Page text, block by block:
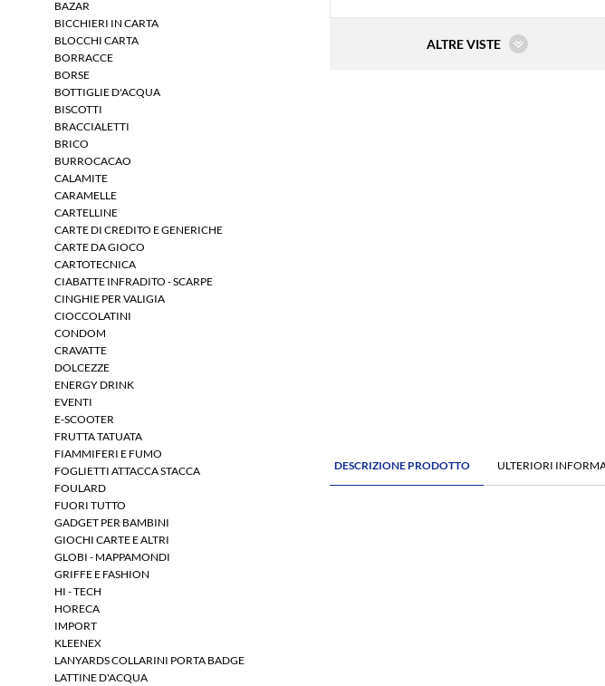
ALTRE VISTE
DESCRIZIONE PRODOTTO ULTERIORI
BAZAR
BICCHIERI IN CARTA
BLOCCHI CARTA
BORRACCE
BORSE
BOTTIGLIE D'ACQUA
BISCOTTI
BRACCIALETTI
BRICO
BURROCACAO
CALAMITE
CARAMELLE
CARTELLINE
CARTE DI CREDITO E GENERICHE
CARTE DA GIOCO
CARTOTECNICA
CIABATTE INFRADITO - SCARPE
CINGHIE PER VALIGIA
CIOCCOLATINI
CONDOM
CRAVATTE
DOLCEZZE
ENERGY DRINK
EVENTI
E-SCOOTER
FRUTTA TATUATA
FIAMMIFERI E FUMO
FOGLIETTI ATTACCA STACCA
FOULARD
FUORI TUTTO
GADGET PER BAMBINI
GIOCHI CARTE E ALTRI
GLOBI - MAPPAMONDI
GRIFFE E FASHION
HI - TECH
HORECA
IMPORT
KLEENEX
LANYARDS COLLARINI PORTA BADGE
LATTINE D'ACQUA